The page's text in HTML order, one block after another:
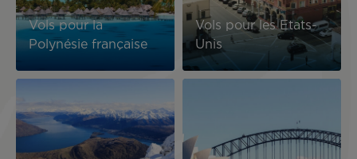
Vols pour la
Polynésie française
Vols pour les Etats-
Unis